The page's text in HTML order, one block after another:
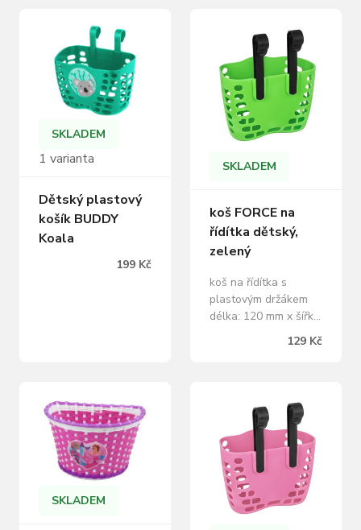
SKLADEM
1 varianta
Dětský plastový
košík BUDDY
Koala
199 Kč
SKLADEM
koš FORCE na
řídítka dětský,
zelený
koš na řídítka s
plastovým držákem
délka: 120 mm x šířka:
190 mm x výška: 145
hmotnost: 186 g
129 Kč
SKLADEM